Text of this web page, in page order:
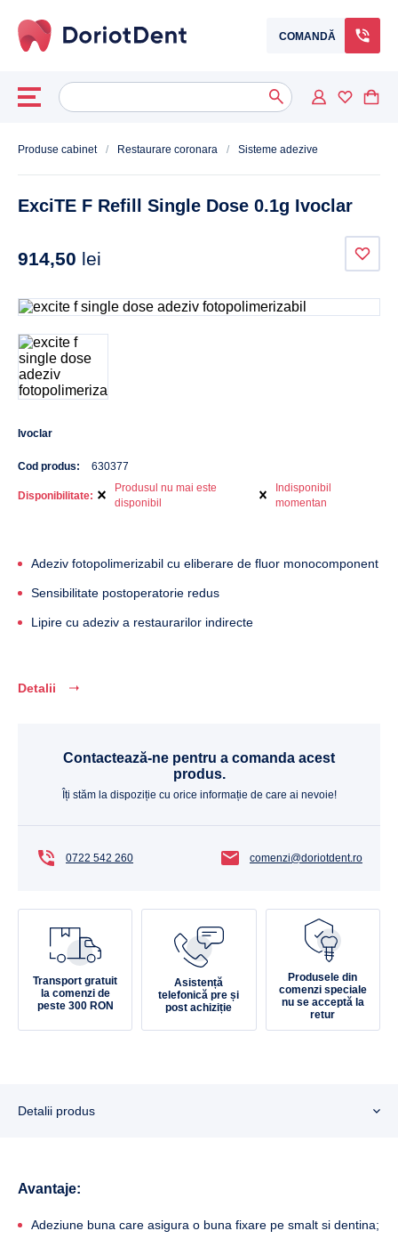
COMANDĂ
Caută
după:When autocomplete results are available use up and down
Produse cabinet / Restaurare coronara / Sisteme adezive
ExciTE F Refill Single Dose 0.1g Ivoclar
914,50 lei
Ivoclar
Cod produs: 630377
Disponibilitate:
Produsul nu mai este
disponibil
Indisponibil
momentan
Adeziv fotopolimerizabil cu eliberare de fluor monocomponent
Sensibilitate postoperatorie redus
Lipire cu adeziv a restaurarilor indirecte
Detalii
Contactează-ne pentru a comanda acest
produs.
Îți stăm la dispoziție cu orice informație de care ai nevoie!
0722 542 260 comenzi@doriotdent.ro
Transport gratuit
la comenzi de
peste 300 RON
Asistență
telefonică pre și
post achiziție
Produsele din
comenzi speciale
nu se acceptă la
retur
Detalii produs
Avantaje:
Adeziune buna care asigura o buna fixare pe smalt si dentina;